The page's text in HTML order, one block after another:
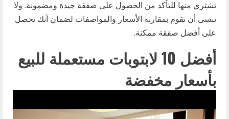
تشتري منها للتأكد من الحصول على صفقة جيدة ومضمونة. ولا
تنسى أن تقوم بمقارنة الأسعار والمواصفات لضمان أنك تحصل
على أفضل صفقة ممكنة.
أفضل 10 لابتوبات مستعملة للبيع
بأسعار مخفضة